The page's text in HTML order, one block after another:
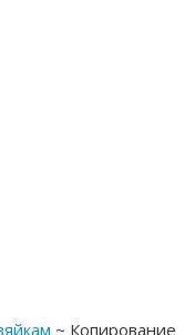
~ Копирование